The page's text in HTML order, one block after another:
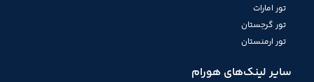
تور امارات
تور گرجستان
تور ارمنستان
سایر لینک‌های هورام